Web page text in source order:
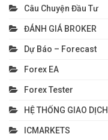
Câu Chuyện Đầu Tư
ĐÁNH GIÁ BROKER
Dự Báo – Forecast
Forex EA
Forex Tester
HỆ THỐNG GIAO DỊCH
ICMARKETS